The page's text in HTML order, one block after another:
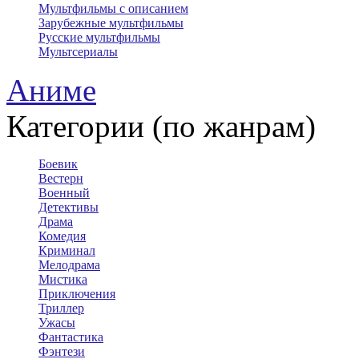
Мультфильмы с описанием
Зарубежные мультфильмы
Русские мультфильмы
Мультсериалы
Аниме
Категории (по жанрам)
Боевик
Вестерн
Военный
Детективы
Драма
Комедия
Криминал
Мелодрама
Мистика
Приключения
Триллер
Ужасы
Фантастика
Фэнтези